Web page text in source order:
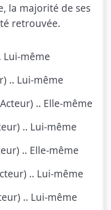
la majorité de ses
retrouvée.
Lui-même
.. Lui-même
.. Elle-même
.. Lui-même
.. Elle-même
.. Lui-même
.. Lui-même